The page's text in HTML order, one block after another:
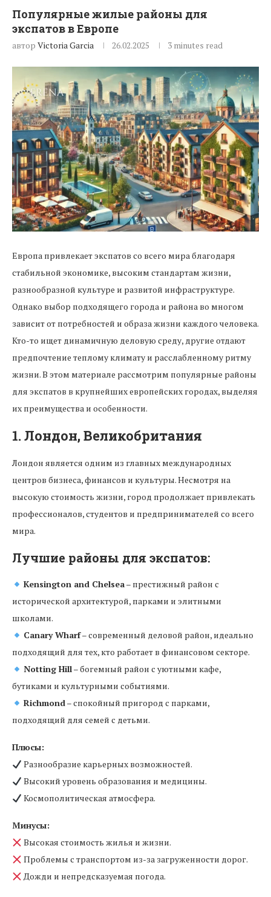
Популярные жилые районы для
экспатов в Европе
автор Victoria Garcia 26.02.2025 3 minutes read
Европа привлекает экспатов со всего мира благодаря
стабильной экономике, высоким стандартам жизни,
разнообразной культуре и развитой инфраструктуре.
Однако выбор подходящего города и района во многом
зависит от потребностей и образа жизни каждого человека.
Кто-то ищет динамичную деловую среду, другие отдают
предпочтение теплому климату и расслабленному ритму
жизни. В этом материале рассмотрим популярные районы
для экспатов в крупнейших европейских городах, выделяя
их преимущества и особенности.
1. Лондон, Великобритания
Лондон является одним из главных международных
центров бизнеса, финансов и культуры. Несмотря на
высокую стоимость жизни, город продолжает привлекать
профессионалов, студентов и предпринимателей со всего
мира.
Лучшие районы для экспатов:
Kensington and Chelsea– престижный район с
исторической архитектурой, парками и элитными
школами.
Canary Wharf– современный деловой район, идеально
подходящий для тех, кто работает в финансовом секторе.
Notting Hill– богемный район с уютными кафе,
бутиками и культурными событиями.
Richmond– спокойный пригород с парками,
подходящий для семей с детьми.
Плюсы:
Разнообразие карьерных возможностей.
Высокий уровень образования и медицины.
Космополитическая атмосфера.
Минусы:
Высокая стоимость жилья и жизни.
Проблемы с транспортом из-за загруженности дорог.
Дожди и непредсказуемая погода.